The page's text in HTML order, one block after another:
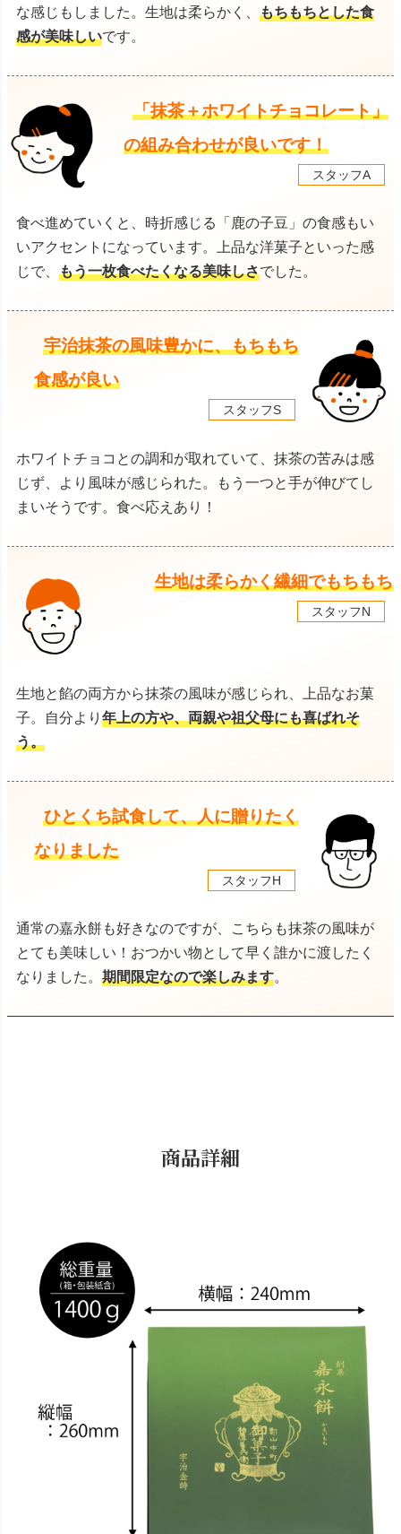
な感じもしました。生地は柔らかく、 もちもちとした食
感が美味しいです。
「抹茶＋ホワイトチョコレート」
の組み合わせが良いです！
スタッフA
食べ進めていくと、時折感じる「鹿の子豆」の食感もい
いアクセントになっています。上品な洋菓子といった感
じで、 もう一枚食べたくなる美味しさでした。
宇治抹茶の風味豊かに、もちもち
食感が良い
スタッフS
ホワイトチョコとの調和が取れていて、抹茶の苦みは感
じず、より風味が感じられた。もう一つと手が伸びてし
まいそうです。食べ応えあり！
生地は柔らかく繊細でもちもち
スタッフN
生地と餡の両方から抹茶の風味が感じられ、上品なお菓
子。自分より年上の方や、両親や祖父母にも喜ばれそ
う。
ひとくち試食して、人に贈りたく
なりました
スタッフH
通常の嘉永餅も好きなのですが、こちらも抹茶の風味が
とても美味しい！おつかい物として早く誰かに渡したく
なりました。 期間限定なので楽しみます。
商品詳細